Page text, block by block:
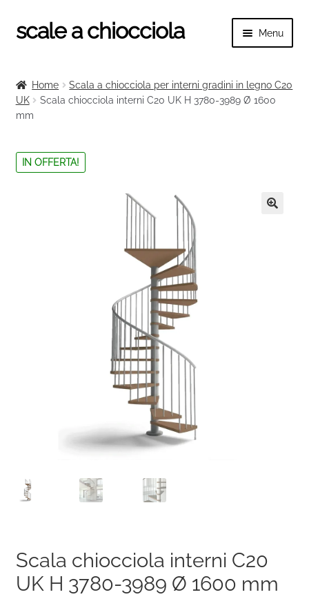
Vai
alla
Vai
al
scale a chiocciola Menu
il
menu
Tutte le scale
Ringhiere e balaustre
menu
Home
Scala a chiocciola per interni gradini in legno C20
UK
Scala chiocciola interni C20 UK H 3780-3989 Ø 1600
mm
IN OFFERTA!
Scala chiocciola interni C20
UK H 3780-3989 Ø 1600 mm